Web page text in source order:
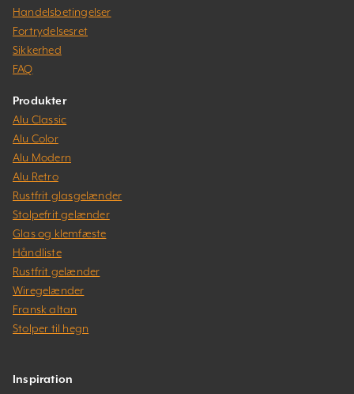
Handelsbetingelser
Fortrydelsesret
Sikkerhed
FAQ
Produkter
Alu Classic
Alu Color
Alu Modern
Alu Retro
Rustfrit glasgelænder
Stolpefrit gelænder
Glas og klemfæste
Håndliste
Rustfrit gelænder
Wiregelænder
Fransk altan
Stolper til hegn
Inspiration